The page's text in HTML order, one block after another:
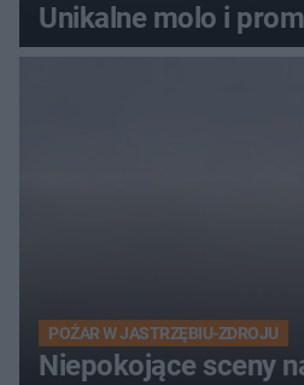
Unikalne molo i
POŻAR W JASTRZĘBIU-ZDROJU
Niepokojące sceny